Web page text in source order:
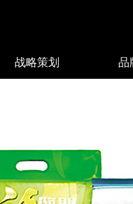
战略策划 品